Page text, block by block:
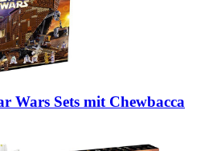
Wars Sets mit Chewbacca